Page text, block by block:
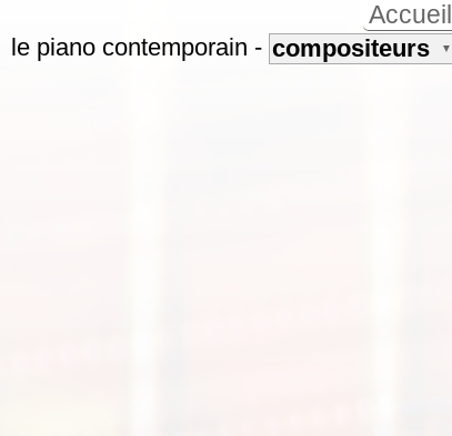
Accueil
le piano contemporain - compositeurs ▼